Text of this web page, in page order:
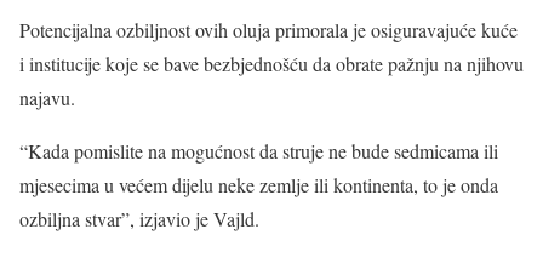
Potencijalna ozbiljnost ovih oluja primorala je osiguravajuće kuće
i institucije koje se bave bezbjednošću da obrate pažnju na njihovu
najavu.
“Kada pomislite na mogućnost da struje ne bude sedmicama ili
mjesecima u većem dijelu neke zemlje ili kontinenta, to je onda
ozbiljna stvar”, izjavio je Vajld.